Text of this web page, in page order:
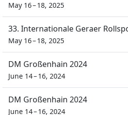
May 16 – 18, 2025
33. Internationale Geraer
May 16 – 18, 2025
DM Großenhain 2024
June 14 – 16, 2024
DM Großenhain 2024
June 14 – 16, 2024